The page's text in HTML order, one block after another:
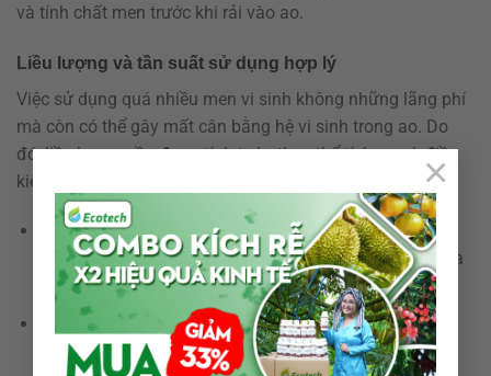
×
và tính chất men trước khi rải vào ao.
Liều lượng và tần suất sử dụng hợp lý
Việc sử dụng quá nhiều men vi sinh không những lãng phí
mà còn có thể gây mất cân bằng hệ vi sinh trong ao. Do
đó, liều lượng cần được tính toán theo thể tích ao và điều
kiện môi trường. Thông thường:
Với aothường xuyên ô nhiễm hữu cơ, có thể sử dụng
men vi sinh2–3 lần/tuầntrong giai đoạn đầu của mùa
nuôi.
Khi ao tương đối ổn định, giảm tần suất xuống1
lần/tuầnnhằm duy trì cân bằng.